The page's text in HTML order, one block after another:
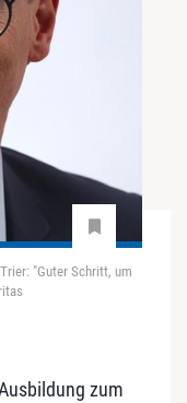
"Guter Schritt, um
zum